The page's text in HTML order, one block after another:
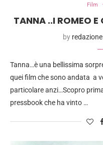
Film
TANNA ..I ROMEO E
by redazione
Tanna…è una bellissima
quei film che sono andata a
particolare anzi…Scopro
pressbook che ha vinto …